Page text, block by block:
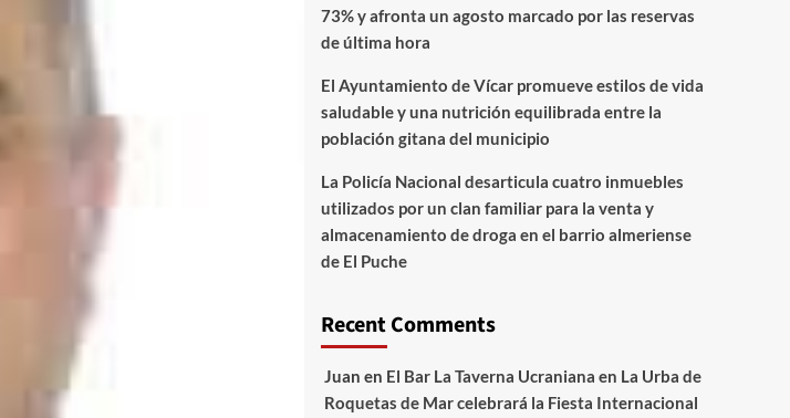
73% y afronta un agosto marcado por las reservas
de última hora
El Ayuntamiento de Vícar promueve estilos de vida
saludable y una nutrición equilibrada entre la
población gitana del municipio
La Policía Nacional desarticula cuatro inmuebles
utilizados por un clan familiar para la venta y
almacenamiento de droga en el barrio almeriense
de El Puche
Recent Comments
Juan en El Bar La Taverna Ucraniana en La Urba de
Roquetas de Mar celebrará la Fiesta Internacional